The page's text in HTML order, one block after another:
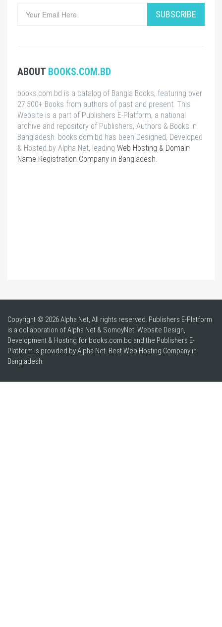
SUBSCRIBE
ABOUT BOOKS.COM.BD
books.com.bd is a catalog of Bangla Books, featuring over
27,500+ Books from authors of past and present. This
Website is a part of Publishers E-Platform, a national
archive and repository of Publishers, Authors & Books in
Bangladesh. books.com.bd has been Designed, Developed
& Hosted by Alpha Net, leading Web Hosting & Domain
Name Registration Company in Bangladesh.
Copyright © 2026 Alpha Net, All rights reserved. Publishers E-Platform
is a collaboration of Alpha Net & SomoyNet. Website Design,
Development & Hosting for books.com.bd and the Publishers E-
Platform is provided by Alpha Net. BestWeb Hosting Company in
Bangladesh.